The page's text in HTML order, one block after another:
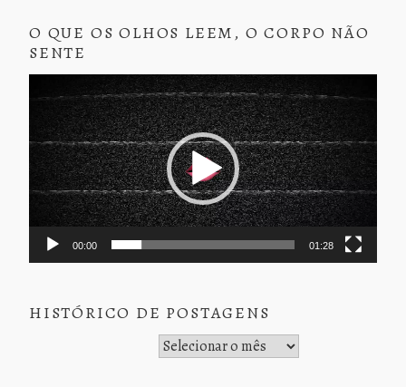
O QUE OS OLHOS LEEM, O CORPO NÃO
SENTE
de
vídeo
00:00 01:28
HISTÓRICO DE POSTAGENS